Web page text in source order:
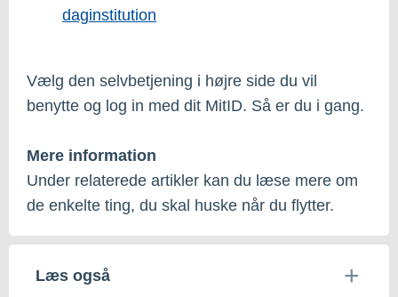
daginstitution
Vælg den selvbetjening i højre side du vil
benytte og log in med dit MitID. Så er du i gang.
Mere information
Under relaterede artikler kan du læse mere om
de enkelte ting, du skal huske når du flytter.
Læs også